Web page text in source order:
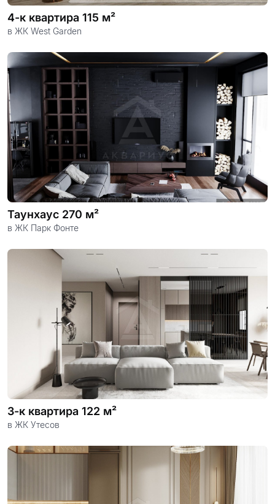
4-к квартира 115 м²
в ЖК West Garden
Таунхаус 270 м²
в ЖК Парк Фонте
3-к квартира 122 м²
в ЖК Утесов